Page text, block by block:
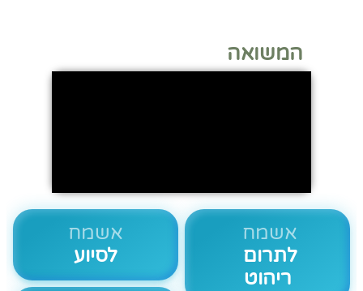
המשואה
אשמח
לתרום
ריהוט
אשמח
לסיוע